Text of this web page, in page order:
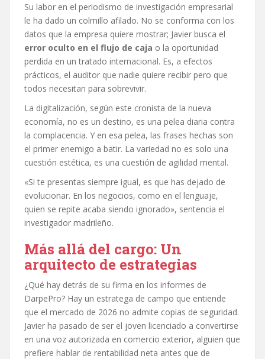
Su labor en el periodismo de investigación empresarial
le ha dado un colmillo afilado. No se conforma con los
datos que la empresa quiere mostrar; Javier busca el
error oculto en el flujo de caja o la oportunidad
perdida en un tratado internacional. Es, a efectos
prácticos, el auditor que nadie quiere recibir pero que
todos necesitan para sobrevivir.
La digitalización, según este cronista de la nueva
economía, no es un destino, es una pelea diaria contra
la complacencia. Y en esa pelea, las frases hechas son
el primer enemigo a batir. La variedad no es solo una
cuestión estética, es una cuestión de agilidad mental.
«Si te presentas siempre igual, es que has dejado de
evolucionar. En los negocios, como en el lenguaje,
quien se repite acaba siendo ignorado», sentencia el
investigador madrileño.
Más allá del cargo: Un
arquitecto de estrategias
¿Qué hay detrás de su firma en los informes de
DarpePro? Hay un estratega de campo que entiende
que el mercado de 2026 no admite copias de seguridad.
Javier ha pasado de ser el joven licenciado a convertirse
en una voz autorizada en comercio exterior, alguien que
prefiere hablar de rentabilidad neta antes que de